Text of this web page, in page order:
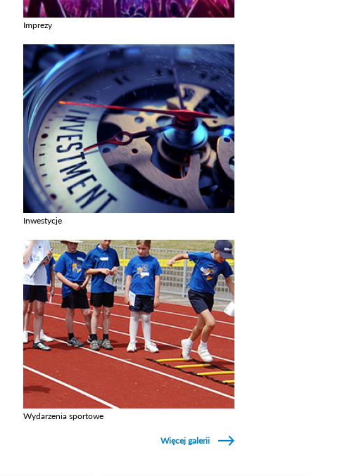
Imprezy
Inwestycje
Wydarzenia sportowe
Więcej galerii